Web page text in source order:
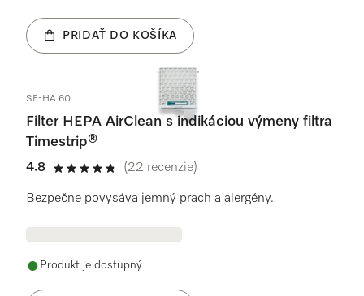
PRIDAŤ DO KOŠÍKA
SF-HA 60
Filter HEPA AirClean s indikáciou výmeny filtra
Timestrip®
4.8
4.8 / 5
(22 recenzie)
Bezpečne povysáva jemný prach a alergény.
Produkt je dostupný